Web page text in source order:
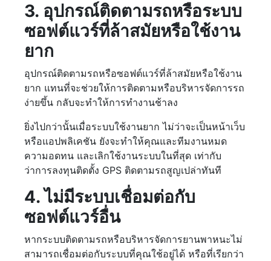
3. อุปกรณ์ติดตามรถหรือระบบ
ซอฟต์แวร์ที่ล้าสมัยหรือใช้งาน
ยาก
อุปกรณ์ติดตามรถหรือซอฟต์แวร์ที่ล้าสมัยหรือใช้งาน
ยาก แทนที่จะช่วยให้การติดตามหรือบริหารจัดการรถ
ง่ายขึ้น กลับจะทำให้การทำงานช้าลง
ยิ่งไปกว่านั้นเมื่อระบบใช้งานยาก ไม่ว่าจะเป็นหน้าเว็บ
หรือแอปพลิเคชัน ยังจะทำให้คุณและทีมงานหมด
ความอดทน และเลิกใช้งานระบบในที่สุด เท่ากับ
ว่าการลงทุนติดตั้ง GPS ติดตามรถสูญเปล่าทันที
4. ไม่มีระบบเชื่อมต่อกับ
ซอฟต์แวร์อื่น
หากระบบติดตามรถหรือบริหารจัดการยานพาหนะไม่
สามารถเชื่อมต่อกับระบบที่คุณใช้อยู่ได้ หรือที่เรียกว่า